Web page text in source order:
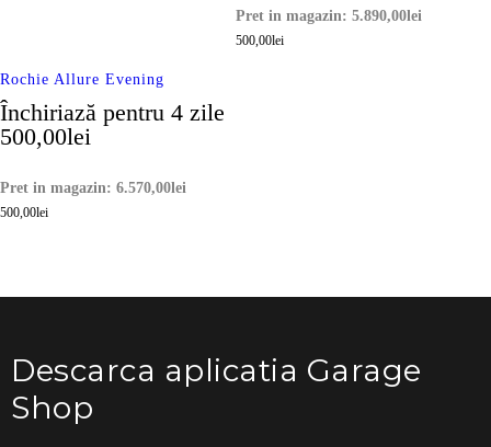
Pret in magazin:5.890,00lei
500,00lei
Rochie Allure Evening
Închiriază pentru 4 zile
500,00lei
Pret in magazin: 6.570,00lei
500,00lei
Descarca aplicatia Garage
Shop